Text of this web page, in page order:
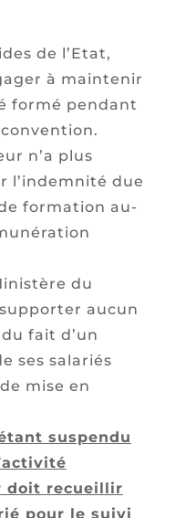
de l’Etat,
à maintenir
formé pendant
n’a plus
l’indemnité due
formation au-
du
aucun
fait d’un
ses salariés
mise en
suspendu
doit recueillir
pour le suivi